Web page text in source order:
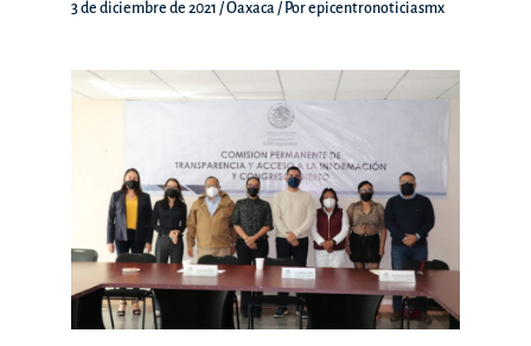
3 de diciembre de 2021 /Oaxaca / Porepicentronoticiasmx